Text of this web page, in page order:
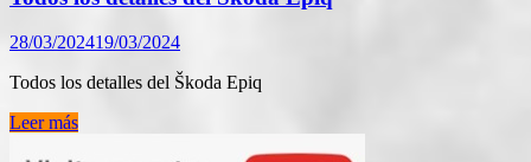
28/03/202419/03/2024
Todos los detalles del Škoda Epiq
Todos
Leer más